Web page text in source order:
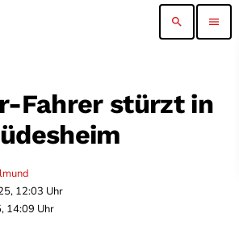
search menu
Fahrer stürzt in
12:03 Uhr
14:09 Uhr